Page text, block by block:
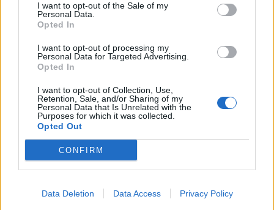
I want to opt-out of the Sale of my
Personal Data.
Opted In
I want to opt-out of processing my
Personal Data for Targeted Advertising.
Opted In
I want to opt-out of Collection, Use,
Retention, Sale, and/or Sharing of my
Personal Data that Is Unrelated with the
Purposes for which it was collected.
Opted Out
CONFIRM
Data Deletion Data Access Privacy Policy
Fick böckerna idag! Så himla, himla fina!
VECKOMATSEDEL